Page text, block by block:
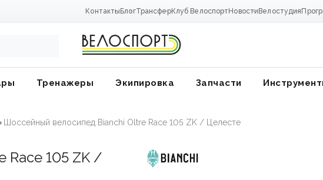
Контакты БлогТрансферКлуб Велоспорт Новости Велостудия
Тренажеры Экипировка Запчасти
Шоссейный велосипед Bianchi Oltre Race 105 ZK / Целесте
Race 105 ZK /